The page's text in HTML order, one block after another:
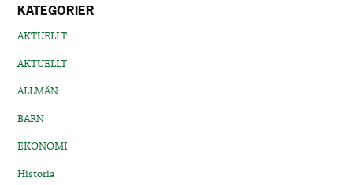
KATEGORIER
AKTUELLT
AKTUELLT
ALLMÄN
BARN
EKONOMI
Historia